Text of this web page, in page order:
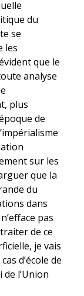
du
se
les
que le
analyse
plus
de
sur les
que la
du
dans
pas
de ce
je vais
d’école de
l’Union